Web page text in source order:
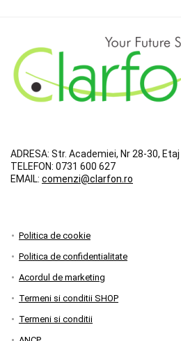
ADRESA: Str. Academiei, Nr 28-30,
TELEFON: 0731 600 627
EMAIL: comenzi@clarfon.ro
Politica de cookie
Politica de confidentialitate
Acordul de marketing
Termeni si conditii SHOP
Termeni si conditii